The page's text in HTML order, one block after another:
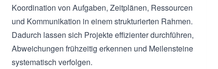
Koordination von Aufgaben, Zeitplänen, Ressourcen
und Kommunikation in einem strukturierten Rahmen.
Dadurch lassen sich Projekte effizienter durchführen,
Abweichungen frühzeitig erkennen und Meilensteine
systematisch verfolgen.